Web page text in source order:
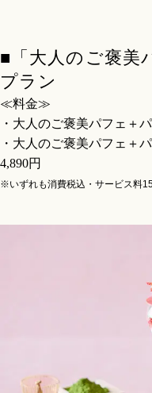
■「大人のご褒美
プラン
≪料金≫
・大人のご褒美パフェ＋
・大人のご褒美パフェ＋
4,890円
※いずれも消費税込・サービス料